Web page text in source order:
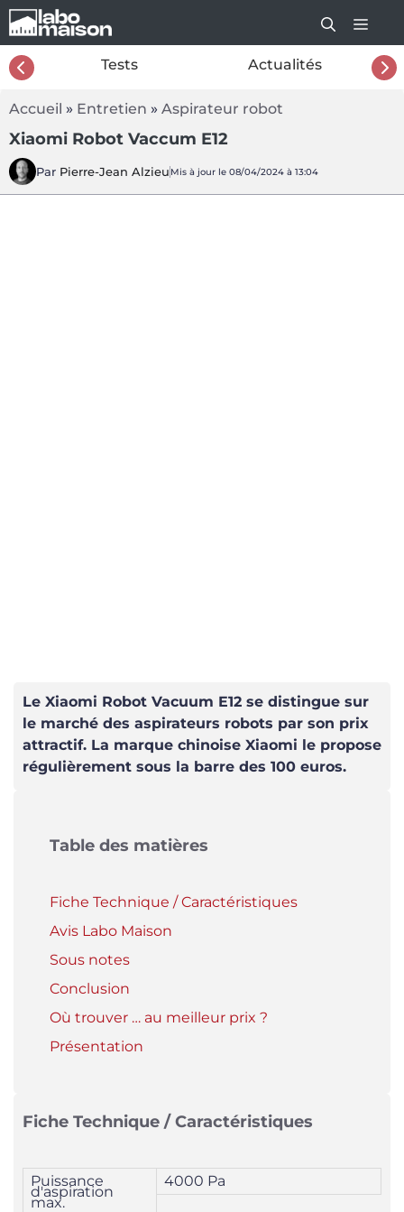
Aller
au
contenu
Tests Actualités
Accueil » Entretien » Aspirateur robot
Xiaomi Robot Vaccum E12
Par Pierre-Jean Alzieu Mis à jour le 08/04/2024 à 13:04
Le Xiaomi Robot Vacuum E12 se distingue sur
le marché des aspirateurs robots par son prix
attractif. La marque chinoise Xiaomi le propose
régulièrement sous la barre des 100 euros.
Table des matières
Fiche Technique / Caractéristiques
Avis Labo Maison
Sous notes
Conclusion
Où trouver … au meilleur prix ?
Présentation
Fiche Technique / Caractéristiques
Puissance
d'aspiration
max.
4000 Pa